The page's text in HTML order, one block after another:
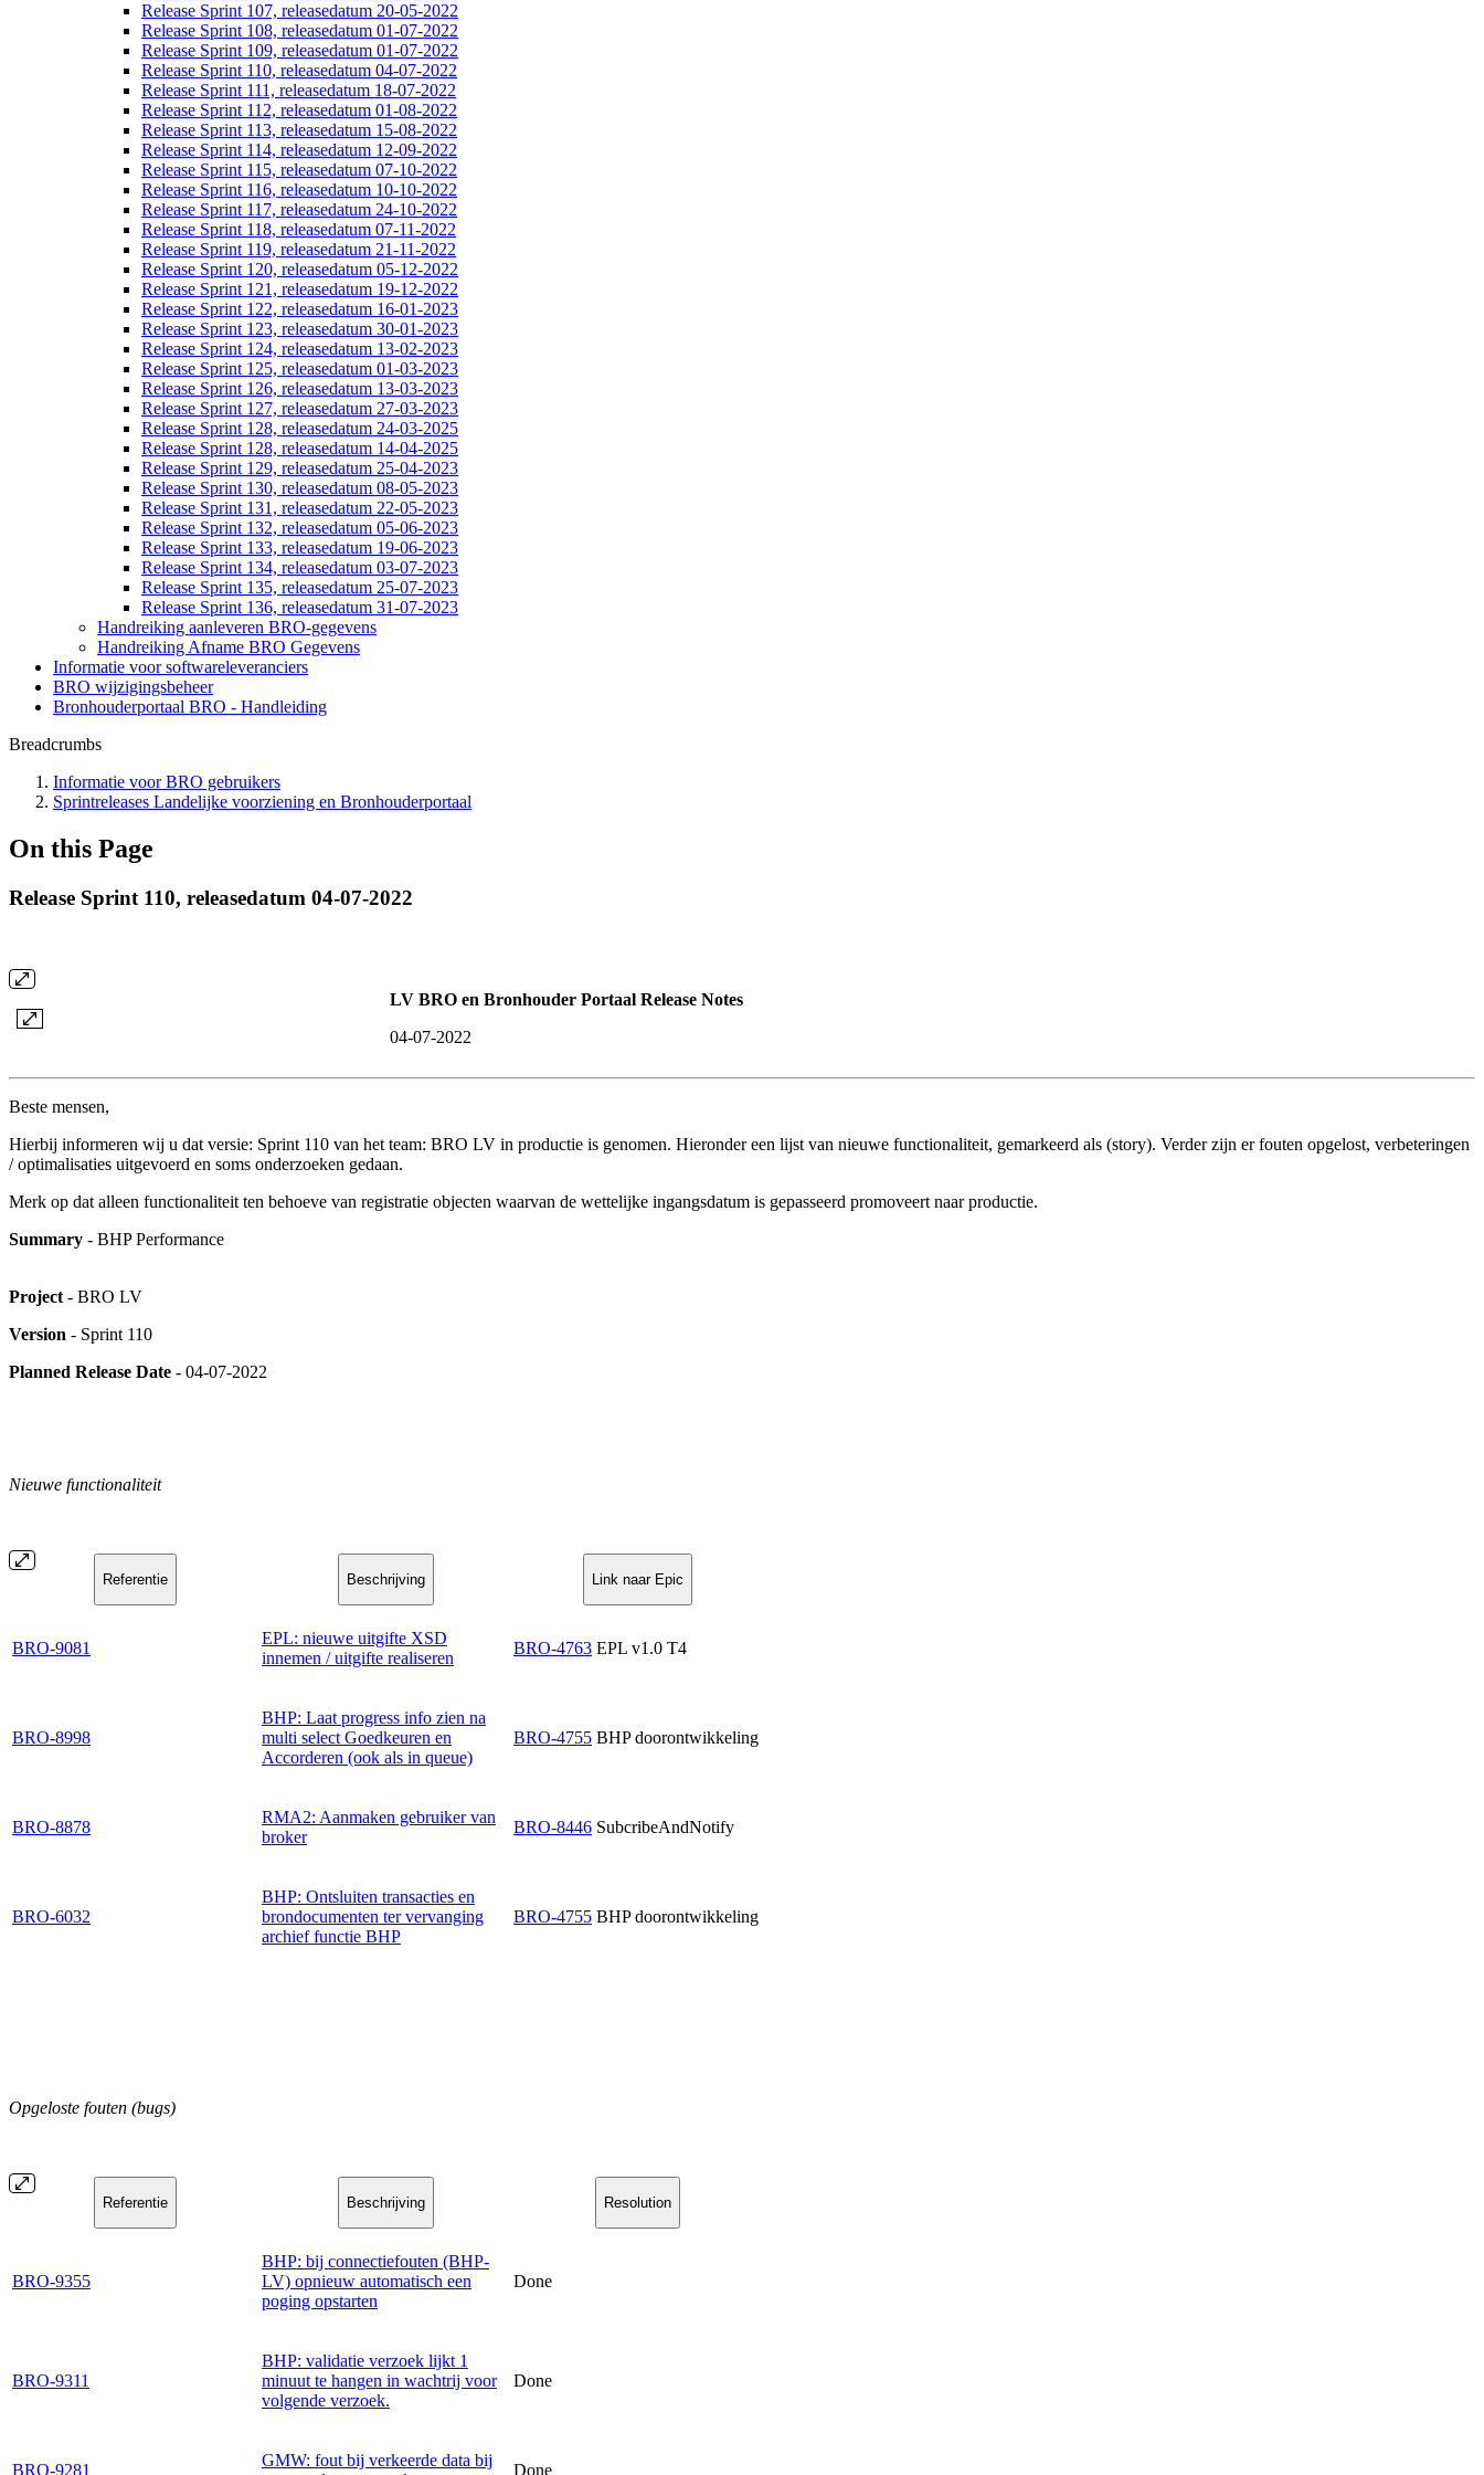
Release Sprint 107, releasedatum 20-05-2022
Release Sprint 108, releasedatum 01-07-2022
Release Sprint 109, releasedatum 01-07-2022
Release Sprint 110, releasedatum 04-07-2022
Release Sprint 111, releasedatum 18-07-2022
Release Sprint 112, releasedatum 01-08-2022
Release Sprint 113, releasedatum 15-08-2022
Release Sprint 114, releasedatum 12-09-2022
Release Sprint 115, releasedatum 07-10-2022
Release Sprint 116, releasedatum 10-10-2022
Release Sprint 117, releasedatum 24-10-2022
Release Sprint 118, releasedatum 07-11-2022
Release Sprint 119, releasedatum 21-11-2022
Release Sprint 120, releasedatum 05-12-2022
Release Sprint 121, releasedatum 19-12-2022
Release Sprint 122, releasedatum 16-01-2023
Release Sprint 123, releasedatum 30-01-2023
Release Sprint 124, releasedatum 13-02-2023
Release Sprint 125, releasedatum 01-03-2023
Release Sprint 126, releasedatum 13-03-2023
Release Sprint 127, releasedatum 27-03-2023
Release Sprint 128, releasedatum 24-03-2025
Release Sprint 128, releasedatum 14-04-2025
Release Sprint 129, releasedatum 25-04-2023
Release Sprint 130, releasedatum 08-05-2023
Release Sprint 131, releasedatum 22-05-2023
Release Sprint 132, releasedatum 05-06-2023
Release Sprint 133, releasedatum 19-06-2023
Release Sprint 134, releasedatum 03-07-2023
Release Sprint 135, releasedatum 25-07-2023
Release Sprint 136, releasedatum 31-07-2023
Handreiking aanleveren BRO-gegevens
Handreiking Afname BRO Gegevens
Informatie voor softwareleveranciers
BRO wijzigingsbeheer
Bronhouderportaal BRO - Handleiding
Breadcrumbs
Informatie voor BRO gebruikers
Sprintreleases Landelijke voorziening en Bronhouderportaal
On this Page
Release Sprint 110, releasedatum 04-07-2022
LV BRO en Bronhouder Portaal Release Notes
04-07-2022
Beste mensen,
Hierbij informeren wij u dat versie: Sprint 110 van het team: BRO LV in productie is genomen. Hieronder een lijst van nieuwe functionaliteit, gemarkeerd als (story). Verder zijn er fouten opgelost, verbeteringen
/ optimalisaties uitgevoerd en soms onderzoeken gedaan.
Merk op dat alleen functionaliteit ten behoeve van registratie objecten waarvan de wettelijke ingangsdatum is gepasseerd promoveert naar productie.
Summary - BHP Performance
Project - BRO LV
Version - Sprint 110
Planned Release Date - 04-07-2022
Nieuwe functionaliteit
Referentie Beschrijving Link naar Epic
BRO-9081
EPL: nieuwe uitgifte XSD
innemen / uitgifte realiseren
BRO-4763 EPL v1.0 T4
BRO-8998
BHP: Laat progress info zien na
multi select Goedkeuren en
Accorderen (ook als in queue)
BRO-4755 BHP doorontwikkeling
BRO-8878
RMA2: Aanmaken gebruiker van
broker
BRO-8446 SubcribeAndNotify
BRO-6032
BHP: Ontsluiten transacties en
brondocumenten ter vervanging
archief functie BHP
BRO-4755 BHP doorontwikkeling
Opgeloste fouten (bugs)
Referentie Beschrijving Resolution
BRO-9355
BHP: bij connectiefouten (BHP-
LV) opnieuw automatisch een
poging opstarten
Done
BRO-9311
BHP: validatie verzoek lijkt 1
minuut te hangen in wachtrij voor
volgende verzoek.
Done
BRO-9281
GMW: fout bij verkeerde data bij
Done